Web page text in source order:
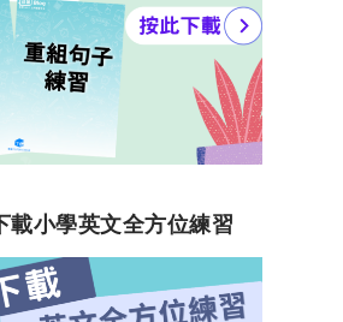
載小學英文全方位練習